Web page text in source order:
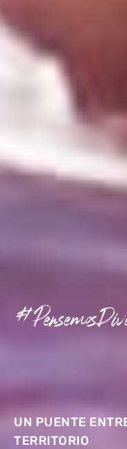
UN PUENTE
TERRITORIO